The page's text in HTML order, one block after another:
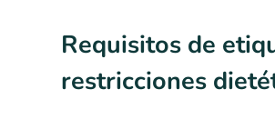
Requisitos de
restricciones